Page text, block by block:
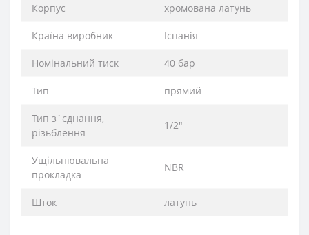
Корпус хромована латунь
Країна виробник Іспанія
Номінальний тиск 40 бар
Тип прямий
Тип з`єднання,
різьблення
1/2″
Ущільнювальна
прокладка
NBR
Шток латунь